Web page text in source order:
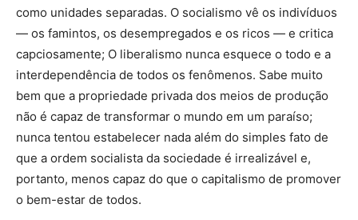
como unidades separadas. O socialismo vê os indivíduos
— os famintos, os desempregados e os ricos — e critica
capciosamente; O liberalismo nunca esquece o todo e a
interdependência de todos os fenômenos. Sabe muito
bem que a propriedade privada dos meios de produção
não é capaz de transformar o mundo em um paraíso;
nunca tentou estabelecer nada além do simples fato de
que a ordem socialista da sociedade é irrealizável e,
portanto, menos capaz do que o capitalismo de promover
o bem-estar de todos.